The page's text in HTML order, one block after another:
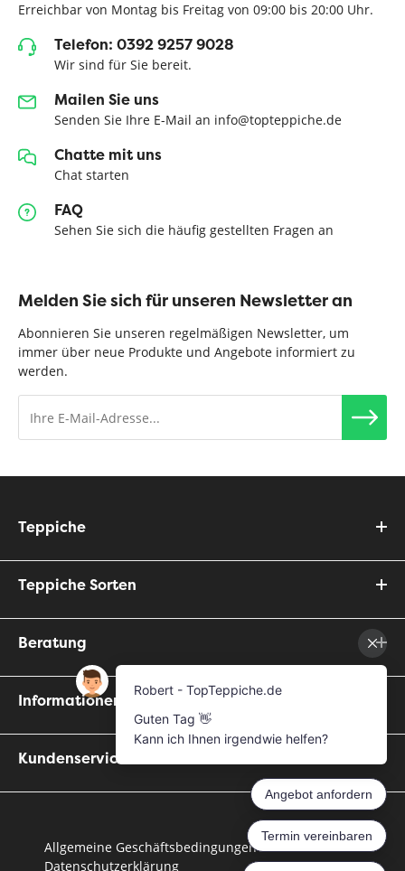
Erreichbar von Montag bis Freitag von 09:00 bis 20:00 Uhr.
Telefon: 0392 9257 9028
Wir sind für Sie bereit.
Mailen Sie uns
Senden Sie Ihre E-Mail an info@topteppiche.de
Chatte mit uns
Chat starten
FAQ
Sehen Sie sich die häufig gestellten Fragen an
Melden Sie sich für unseren Newsletter an
Abonnieren Sie unseren regelmäßigen Newsletter, um
immer über neue Produkte und Angebote informiert zu
werden.
Teppiche
Teppiche Sorten
Beratung
Informationen
Kundenservice
Allgemeine Geschäftsbedingungen
Datenschutzerklärung